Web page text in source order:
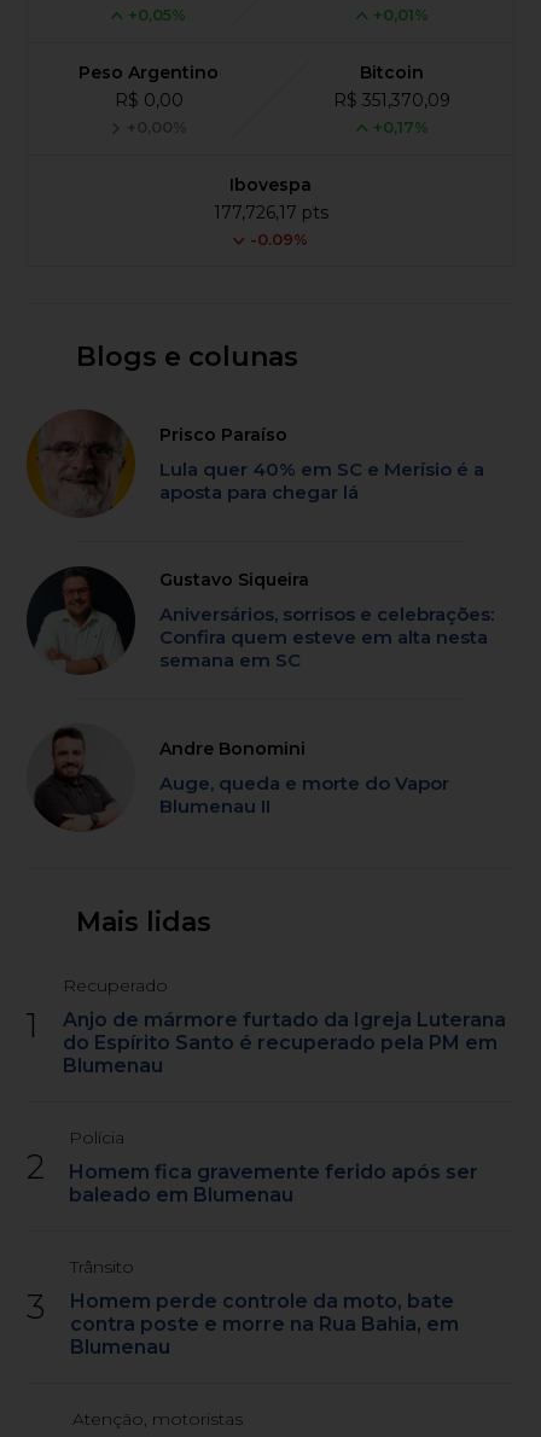
+0,05% +0,01%
Peso Argentino
R$ 0,00
+0,00%
Bitcoin
R$ 351,370,09
+0,17%
Ibovespa
177,726,17 pts
-0.09%
Blogs e colunas
Prisco Paraíso
Lula quer 40% em SC e Merísio é a
aposta para chegar lá
Gustavo Siqueira
Aniversários, sorrisos e celebrações:
Confira quem esteve em alta nesta
semana em SC
Andre Bonomini
Auge, queda e morte do Vapor
Blumenau II
Mais lidas
1
Recuperado
Anjo de mármore furtado da Igreja Luterana
do Espírito Santo é recuperado pela PM em
Blumenau
2
Polícia
Homem fica gravemente ferido após ser
baleado em Blumenau
3
Trânsito
Homem perde controle da moto, bate
contra poste e morre na Rua Bahia, em
Blumenau
Atenção, motoristas